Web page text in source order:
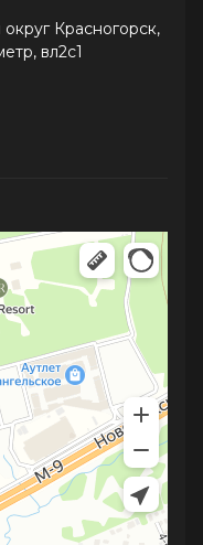
Красногорск,
вл2с1